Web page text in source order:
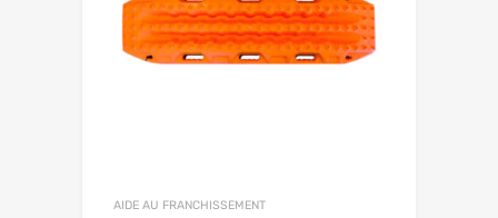
AIDE AU FRANCHISSEMENT